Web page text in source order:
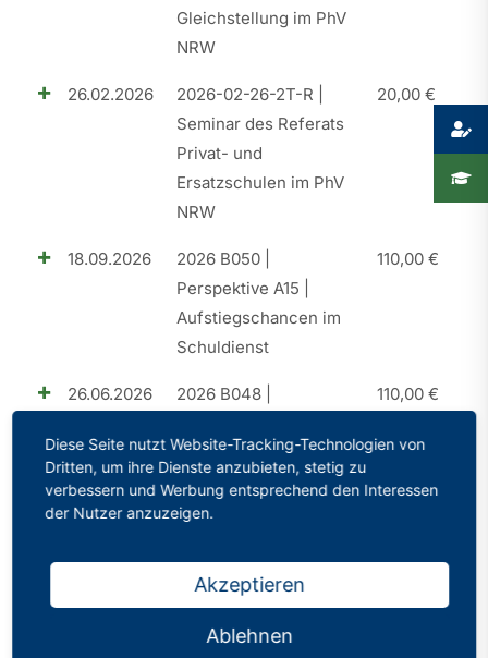
Gleichstellung im PhV
NRW
26.02.2026
2026-02-26-2T-R |
Seminar des Referats
Privat- und
Ersatzschulen im PhV
NRW
20,00 €
18.09.2026
2026 B050 |
Perspektive A15 |
Aufstiegschancen im
Schuldienst
110,00 €
26.06.2026
2026 B048 |
Aufstiegschancen im
Schuldienst
110,00 €
2026 B046 | SLQ I |
Orientierungsseminar |
Schulleitung |
Leitungshandeln -
Diese Seite nutzt Website-Tracking-Technologien von
Dritten, um ihre Dienste anzubieten, stetig zu
verbessern und Werbung entsprechend den Interessen
der Nutzer anzuzeigen.
Akzeptieren
Ablehnen